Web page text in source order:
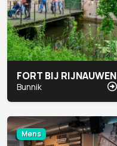
FORT BIJ RIJNAUWEN
Bunnik
Mens